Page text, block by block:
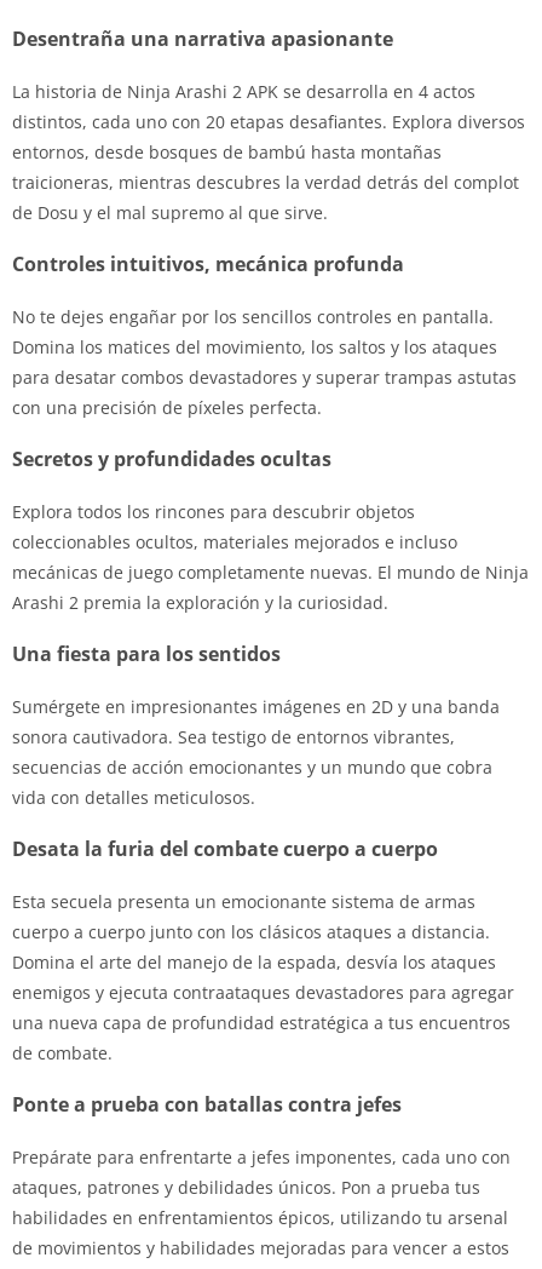
Desentraña una narrativa apasionante
La historia de Ninja Arashi 2 APK se desarrolla en 4 actos
distintos, cada uno con 20 etapas desafiantes. Explora diversos
entornos, desde bosques de bambú hasta montañas
traicioneras, mientras descubres la verdad detrás del complot
de Dosu y el mal supremo al que sirve.
Controles intuitivos, mecánica profunda
No te dejes engañar por los sencillos controles en pantalla.
Domina los matices del movimiento, los saltos y los ataques
para desatar combos devastadores y superar trampas astutas
con una precisión de píxeles perfecta.
Secretos y profundidades ocultas
Explora todos los rincones para descubrir objetos
coleccionables ocultos, materiales mejorados e incluso
mecánicas de juego completamente nuevas. El mundo de Ninja
Arashi 2 premia la exploración y la curiosidad.
Una fiesta para los sentidos
Sumérgete en impresionantes imágenes en 2D y una banda
sonora cautivadora. Sea testigo de entornos vibrantes,
secuencias de acción emocionantes y un mundo que cobra
vida con detalles meticulosos.
Desata la furia del combate cuerpo a cuerpo
Esta secuela presenta un emocionante sistema de armas
cuerpo a cuerpo junto con los clásicos ataques a distancia.
Domina el arte del manejo de la espada, desvía los ataques
enemigos y ejecuta contraataques devastadores para agregar
una nueva capa de profundidad estratégica a tus encuentros
de combate.
Ponte a prueba con batallas contra jefes
Prepárate para enfrentarte a jefes imponentes, cada uno con
ataques, patrones y debilidades únicos. Pon a prueba tus
habilidades en enfrentamientos épicos, utilizando tu arsenal
de movimientos y habilidades mejoradas para vencer a estos